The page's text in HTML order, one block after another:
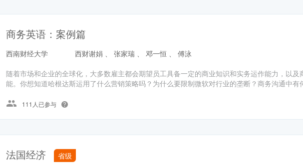
商务英语：案例篇
西南财经大学
西财谢娟 、 张家瑞 、 邓一恒 、 傅泳
随着市场和企业的全球化，大多数雇主都会期望员工具备一定的商业知识和实务运作能力，以及
能。你想知道哈根达斯运用了什么营销策略吗？为什么要限制微软对行业的垄断？商务沟通中有
111人已参与
法国经济 省级